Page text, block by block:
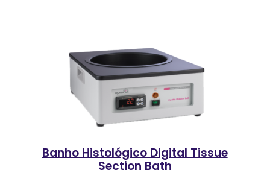
Banho Histológico Digital Tissue
Section Bath